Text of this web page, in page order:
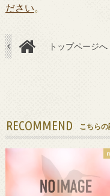
ださい。
トップページへ
RECOMMEND こちらの